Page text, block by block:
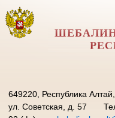
649220, Республика
ул. Советская, д. 57